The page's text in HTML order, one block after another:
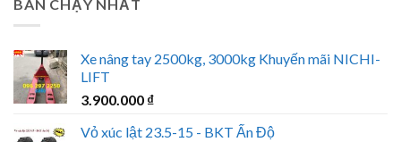
BÁN CHẠY NHẤT
Xe nâng tay 2500kg, 3000kg Khuyến mãi NICHI-
LIFT
3.900.000 ₫
Vỏ xúc lật 23.5-15 - BKT Ấn Độ